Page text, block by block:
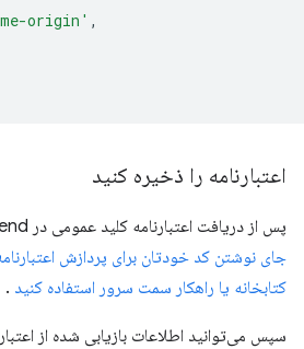
origin' ,
اعتبارنامه را ذخیره کنید
پس از دریافت اعتبارنامه کلید عمومی در backend،
جای نوشتن کد خودتان برای پردازش
کتابخانه یا راهکار سمت سرور استفاده کنید .
سپس می‌توانید اطلاعات بازیابی شده از